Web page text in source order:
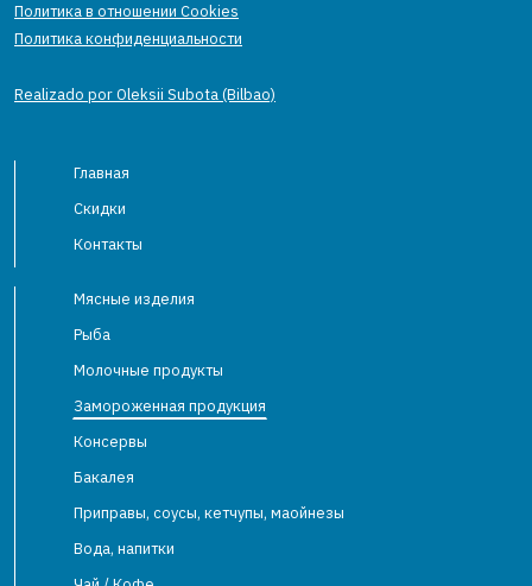
Политика в отношении Cookies
Политика конфиденциальности
Realizado por Oleksii Subota (Bilbao)
Главная
Скидки
Контакты
Мясные изделия
Рыба
Молочные продукты
Замороженная продукция
Консервы
Бакалея
Приправы, соусы, кетчупы, маойнезы
Вода, напитки